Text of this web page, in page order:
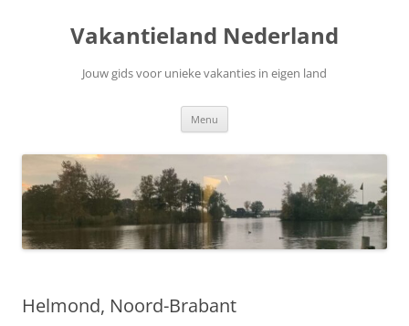
Vakantieland Nederland
Jouw gids voor unieke vakanties in eigen land
Menu
Helmond, Noord-Brabant